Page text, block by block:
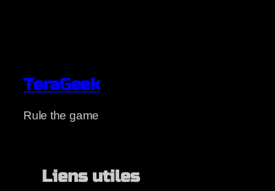
TeraGeek
Rule the game
Liens utiles